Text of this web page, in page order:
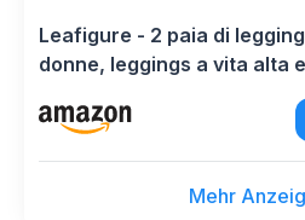
Leafigure - 2 paia di
donne, leggings a vita alta
palestra, nero, Small/
Mehr